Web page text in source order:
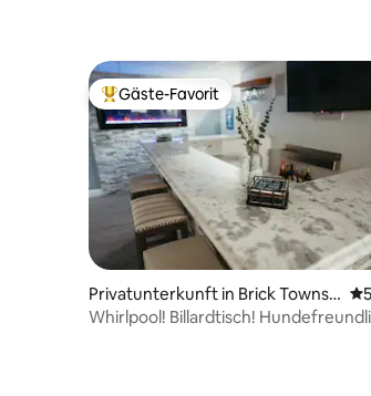
Beliebter Gäste-Favorit.
Gäste-Favorit
Privatunterkunft in Brick Townsh
ip
Whirlpool! Billardtisch!